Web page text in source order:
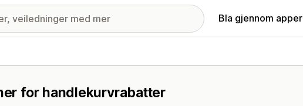
Bla gjennom apper
for handlekurvrabatter